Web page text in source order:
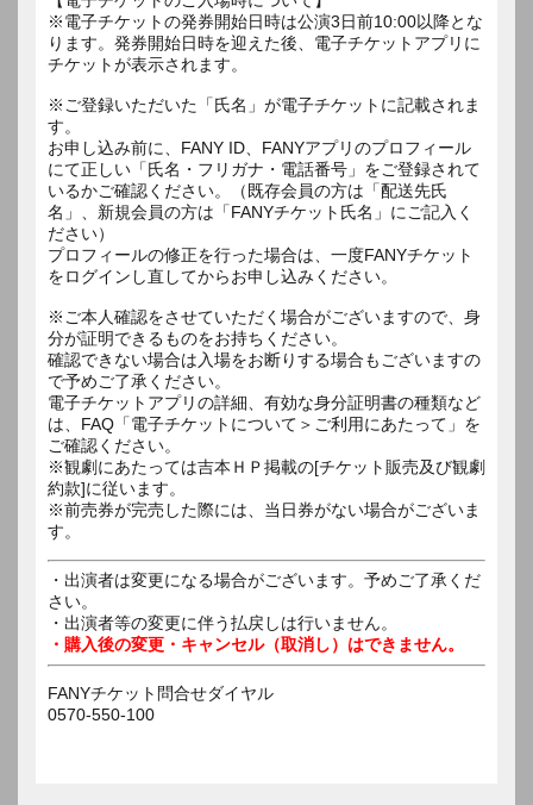
※電子チケットの発券開始日時は公演3日前10:00以降とな
ります。発券開始日時を迎えた後、電子チケットアプリに
チケットが表示されます。
※ご登録いただいた「氏名」が電子チケットに記載されま
す。
お申し込み前に、FANY ID、FANYアプリのプロフィール
にて正しい「氏名・フリガナ・電話番号」をご登録されて
いるかご確認ください。（既存会員の方は「配送先氏
名」、新規会員の方は「FANYチケット氏名」にご記入く
ださい）
プロフィールの修正を行った場合は、一度FANYチケット
をログインし直してからお申し込みください。
※ご本人確認をさせていただく場合がございますので、身
分が証明できるものをお持ちください。
確認できない場合は入場をお断りする場合もございますの
で予めご了承ください。
電子チケットアプリの詳細、有効な身分証明書の種類など
は、FAQ「電子チケットについて＞ご利用にあたって」を
ご確認ください。
※観劇にあたっては吉本ＨＰ掲載の[チケット販売及び観劇
約款]に従います。
※前売券が完売した際には、当日券がない場合がございま
す。
・出演者は変更になる場合がございます。予めご了承くだ
さい。
・出演者等の変更に伴う払戻しは行いません。
・購入後の変更・キャンセル（取消し）はできません。
FANYチケット問合せダイヤル
0570-550-100